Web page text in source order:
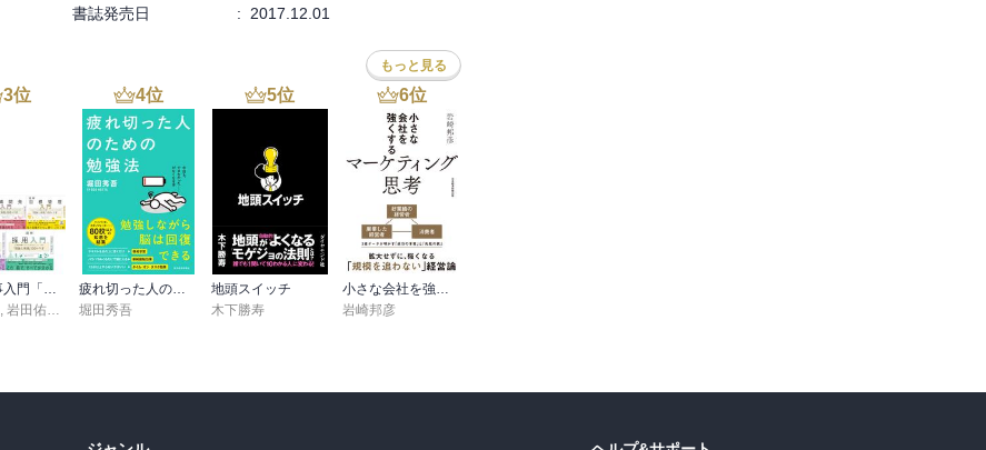
書誌発売日 :
2017.12.01
もっと見る
3位
図解 人事入門「理論と実践」100のツボシリーズ
,岩田佑介 古茶宏志,秋山絋樹
4位
疲れ切った人のための勉強法
堀田秀吾
5位
地頭スイッチ
木下勝寿
6位
小さな会社を強くするマーケティング思考
岩崎邦彦